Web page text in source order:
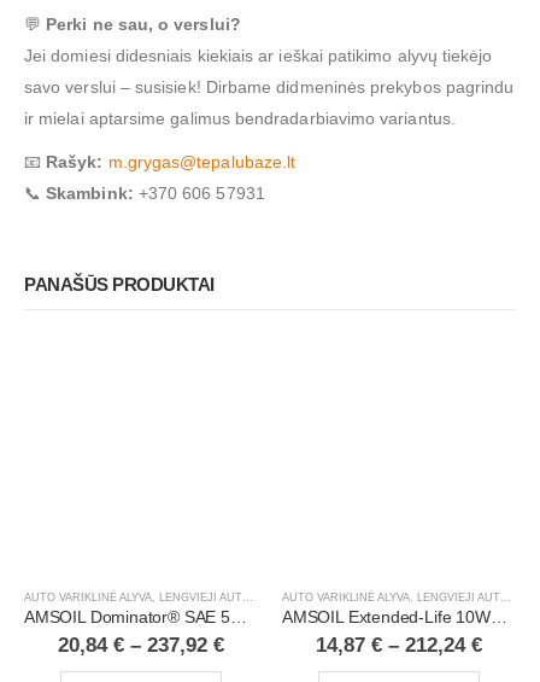
💬 Perki ne sau, o verslui?
Jei domiesi didesniais kiekiais ar ieškai patikimo alyvų tiekėjo
savo verslui – susisiek! Dirbame didmeninės prekybos pagrindu
ir mielai aptarsime galimus bendradarbiavimo variantus.
📧 Rašyk: m.grygas@tepalubaze.lt
📞Skambink: +370 606 57931
PANAŠŪS PRODUKTAI
AUTO VARIKLINĖ ALYVA LENGVIEJI AUTOMOBILIAI
AMSOIL Dominator® SAE 5W20 Synthetic Racing Oil
20,84 € – 237,92 €
AUTO VARIKLINĖ ALYVA LENGVIEJI AUTOMOBILIAI
AMSOIL Extended-Life 10W40 100% Synthetic Motor Oil
14,87 € – 212,24 €